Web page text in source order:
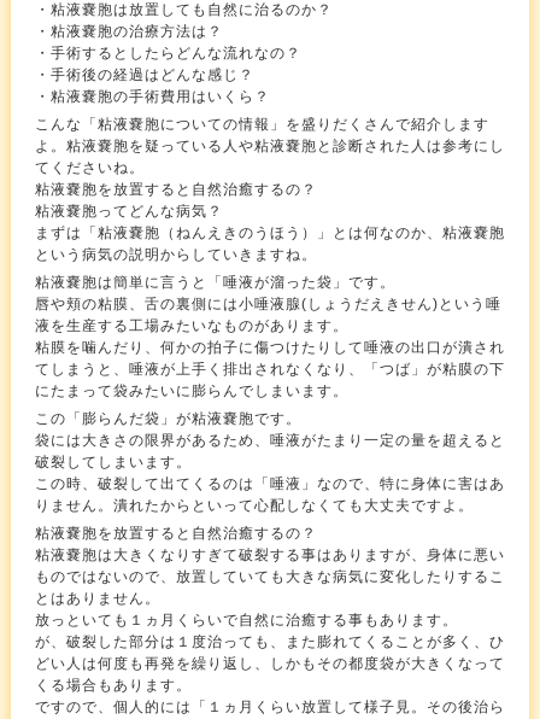
・粘液嚢胞は放置しても自然に治るのか？
・粘液嚢胞の治療方法は？
・手術するとしたらどんな流れなの？
・手術後の経過はどんな感じ？
・粘液嚢胞の手術費用はいくら？
こんな「粘液嚢胞についての情報」を盛りだくさんで紹介します
よ。粘液嚢胞を疑っている人や粘液嚢胞と診断された人は参考にし
てくださいね。
粘液嚢胞を放置すると自然治癒するの？
粘液嚢胞ってどんな病気？
まずは「粘液嚢胞（ねんえきのうほう）」とは何なのか、粘液嚢胞
という病気の説明からしていきますね。
粘液嚢胞は簡単に言うと「唾液が溜った袋」です。
唇や頬の粘膜、舌の裏側には小唾液腺(しょうだえきせん)という唾
液を生産する工場みたいなものがあります。
粘膜を噛んだり、何かの拍子に傷つけたりして唾液の出口が潰され
てしまうと、唾液が上手く排出されなくなり、「つば」が粘膜の下
にたまって袋みたいに膨らんでしまいます。
この「膨らんだ袋」が粘液嚢胞です。
袋には大きさの限界があるため、唾液がたまり一定の量を超えると
破裂してしまいます。
この時、破裂して出てくるのは「唾液」なので、特に身体に害はあ
りません。潰れたからといって心配しなくても大丈夫ですよ。
粘液嚢胞を放置すると自然治癒するの？
粘液嚢胞は大きくなりすぎて破裂する事はありますが、身体に悪い
ものではないので、放置していても大きな病気に変化したりするこ
とはありません。
放っといても１ヵ月くらいで自然に治癒する事もあります。
が、破裂した部分は１度治っても、また膨れてくることが多く、ひ
どい人は何度も再発を繰り返し、しかもその都度袋が大きくなって
くる場合もあります。
ですので、個人的には「１ヵ月くらい放置して様子見。その後治ら